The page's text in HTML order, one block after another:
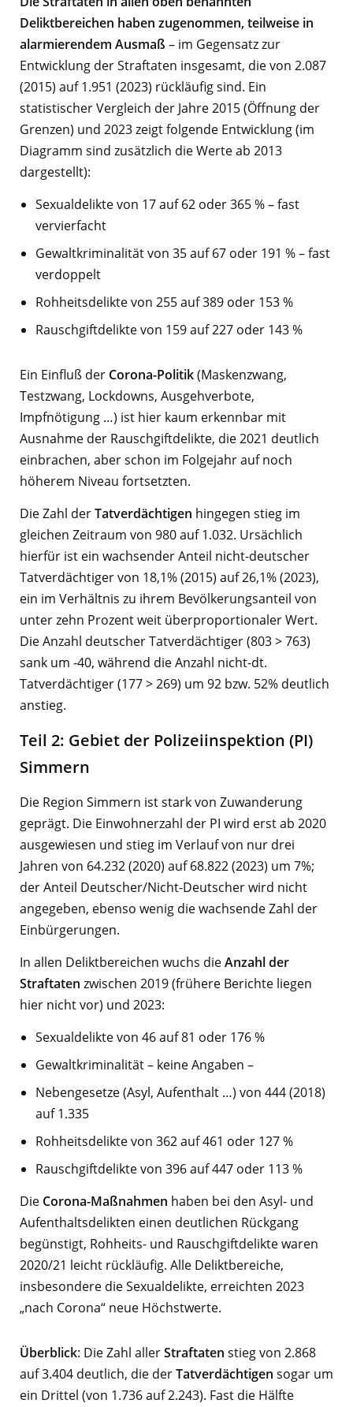
Deliktbereichen haben zugenommen, teilweise in
alarmierendem Ausmaß – im Gegensatz zur
Entwicklung der Straftaten insgesamt, die von 2.087
(2015) auf 1.951 (2023) rückläufig sind. Ein
statistischer Vergleich der Jahre 2015 (Öffnung der
Grenzen) und 2023 zeigt folgende Entwicklung (im
Diagramm sind zusätzlich die Werte ab 2013
dargestellt):
Sexualdelikte von 17 auf 62 oder 365 % – fast
vervierfacht
Gewaltkriminalität von 35 auf 67 oder 191 % – fast
verdoppelt
Rohheitsdelikte von 255 auf 389 oder 153 %
Rauschgiftdelikte von 159 auf 227 oder 143 %
Ein Einfluß derCorona-Politik(Maskenzwang,
Testzwang, Lockdowns, Ausgehverbote,
Impfnötigung …) ist hier kaum erkennbar mit
Ausnahme der Rauschgiftdelikte, die 2021 deutlich
einbrachen, aber schon im Folgejahr auf noch
höherem Niveau fortsetzten.
Die Zahl derTatverdächtigen hingegen stieg im
gleichen Zeitraum von 980 auf 1.032. Ursächlich
hierfür ist ein wachsender Anteil nicht-deutscher
Tatverdächtiger von 18,1% (2015) auf 26,1% (2023),
ein im Verhältnis zu ihrem Bevölkerungsanteil von
unter zehn Prozent weit überproportionaler Wert.
Die Anzahl deutscher Tatverdächtiger (803 > 763)
sank um -40, während die Anzahl nicht-dt.
Tatverdächtiger (177 > 269) um 92 bzw. 52% deutlich
anstieg.
Teil 2: Gebiet der Polizeiinspektion (PI)
Simmern
Die Region Simmern ist stark von Zuwanderung
geprägt. Die Einwohnerzahl der PI wird erst ab 2020
ausgewiesen und stieg im Verlauf von nur drei
Jahren von 64.232 (2020) auf 68.822 (2023) um 7%;
der Anteil Deutscher/Nicht-Deutscher wird nicht
angegeben, ebenso wenig die wachsende Zahl der
Einbürgerungen.
In allen Deliktbereichen wuchs dieAnzahl der
Straftaten zwischen 2019 (frühere Berichte liegen
hier nicht vor) und 2023:
Sexualdelikte von 46 auf 81 oder 176 %
Gewaltkriminalität – keine Angaben –
Nebengesetze (Asyl, Aufenthalt …) von 444 (2018)
auf 1.335
Rohheitsdelikte von 362 auf 461 oder 127 %
Rauschgiftdelikte von 396 auf 447 oder 113 %
Die Corona-Maßnahmen haben bei den Asyl- und
Aufenthaltsdelikten einen deutlichen Rückgang
begünstigt, Rohheits- und Rauschgiftdelikte waren
2020/21 leicht rückläufig. Alle Deliktbereiche,
insbesondere die Sexualdelikte, erreichten 2023
„nach Corona“ neue Höchstwerte.
Überblick: Die Zahl allerStraftaten stieg von 2.868
auf 3.404 deutlich, die derTatverdächtigen sogar um
ein Drittel (von 1.736 auf 2.243). Fast die Hälfte